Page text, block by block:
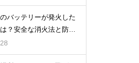
バッテリーが発火した
？安全な消火法と防止